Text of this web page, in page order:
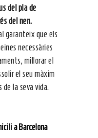
del pla de
del nen.
garanteix que els
necessàries
millorar el
el seu màxim
la seva vida.
a Barcelona